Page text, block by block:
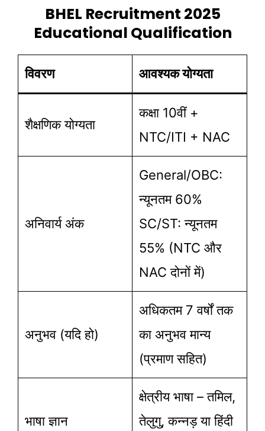
BHEL Recruitment 2025
Educational Qualification
विवरण आवश्यक योग्यता
शैक्षणिक योग्यता
कक्षा 10वीं +
NTC/ITI + NAC
अनिवार्य अंक
General/OBC:
न्यूनतम 60%
SC/ST: न्यूनतम
55% (NTC और
NAC दोनों में)
अनुभव (यदि हो)
अधिकतम 7 वर्षों तक
का अनुभव मान्य
(प्रमाण सहित)
भाषा ज्ञान
क्षेत्रीय भाषा – तमिल,
तेलुगु, कन्नड़ या हिंदी